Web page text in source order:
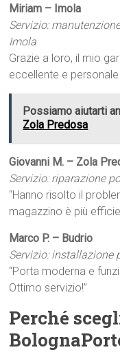
Miriam – Imola
Servizio:
Imola
Grazie a loro, il mio
eccellente e
Possiamo aiutarti
Zola Predosa
Giovanni M. – Zola
Servizio: riparazione
“Hanno risolto il
magazzino è più
Marco P. – Budrio
Servizio: installazione
“Porta moderna e
Ottimo servizio!”
Perché